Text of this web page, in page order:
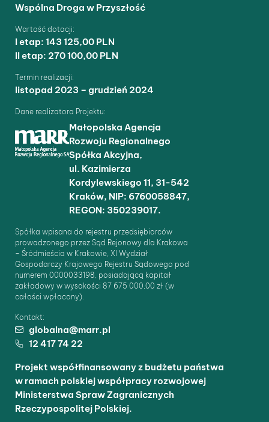
Wspólna Droga w Przyszłość
Wartość dotacji:
I etap: 143 125,00 PLN
II etap: 270 100,00 PLN
Termin realizacji:
listopad 2023 – grudzień 2024
Dane realizatora Projektu:
Małopolska Agencja
Rozwoju Regionalnego
Spółka Akcyjna,
ul. Kazimierza
Kordylewskiego 11, 31-542
Kraków, NIP: 6760058847,
REGON: 350239017.
Spółka wpisana do rejestru przedsiębiorców
prowadzonego przez Sąd Rejonowy dla Krakowa
– Śródmieścia w Krakowie, XI Wydział
Gospodarczy Krajowego Rejestru Sądowego pod
numerem 0000033198, posiadającą kapitał
zakładowy w wysokości 87 675 000,00 zł (w
całości wpłacony).
Kontakt:
globalna@marr.pl
12 417 74 22
Projekt współfinansowany z budżetu państwa
w ramach polskiej współpracy rozwojowej
Ministerstwa Spraw Zagranicznych
Rzeczypospolitej Polskiej.